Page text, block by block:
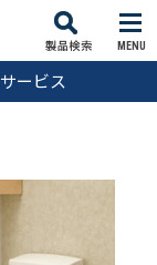
MENU
サービス